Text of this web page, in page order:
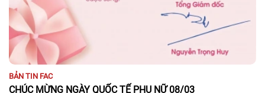
BẢN TIN FAC
CHÚC MỪNG NGÀY QUỐC TẾ PHỤ NỮ 08/03